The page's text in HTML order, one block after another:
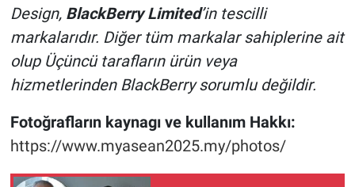
Design, BlackBerry Limited’in tescilli
markalarıdır. Diğer tüm markalar sahiplerine ait
olup Üçüncü tarafların ürün veya
hizmetlerinden BlackBerry sorumlu değildir.
Fotoğrafların kaynagı ve kullanım Hakkı:
https://www.myasean2025.my/photos/